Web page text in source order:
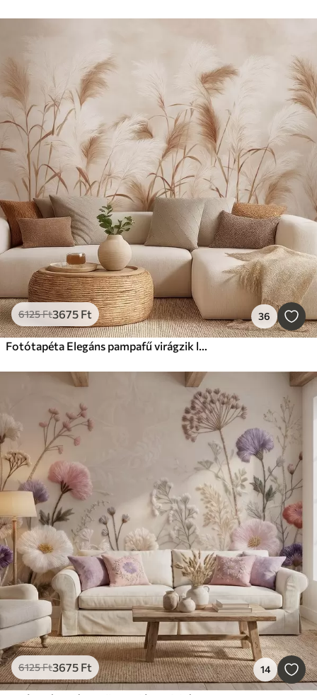
6125Ft3675 Ft 36
Fotótapéta Elegáns pampafű virágzik lágy bézs és tejes árnyalatokban
6125Ft3675 Ft 14